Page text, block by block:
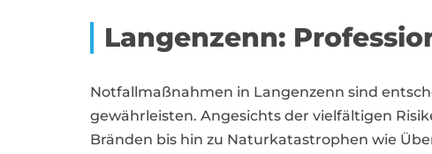
Langenzenn:
Notfallmaßnahmen in Langenzenn sind
gewährleisten. Angesichts der vielfältigen
Bränden bis hin zu Naturkatastrophen wie